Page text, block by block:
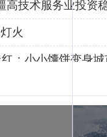
高技术服务业投资
火
：小小馕饼变身
们究竟学到什么